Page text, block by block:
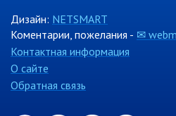
Дизайн: NETSMART
Коментарии, пожелания - ✉
Контактная информация
О сайте
Обратная связь